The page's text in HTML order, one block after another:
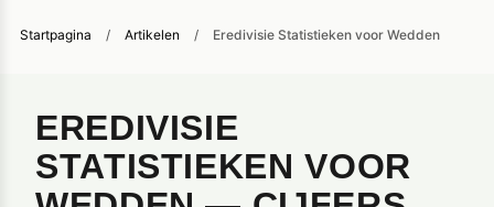
Startpagina / Artikelen / Eredivisie Statistieken voor Wedden
EREDIVISIE
STATISTIEKEN VOOR